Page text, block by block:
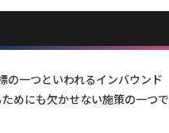
一つといわれるインバウンド
めにも欠かせない施策の一つで